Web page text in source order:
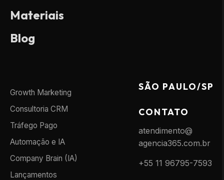
Materiais
Blog
Growth Marketing
Consultoria CRM
Tráfego Pago
Automação e IA
Company Brain (IA)
Lançamentos
SÃO PAULO/SP
CONTATO
atendimento@
agencia365.com.br
+55 11 96795-7593